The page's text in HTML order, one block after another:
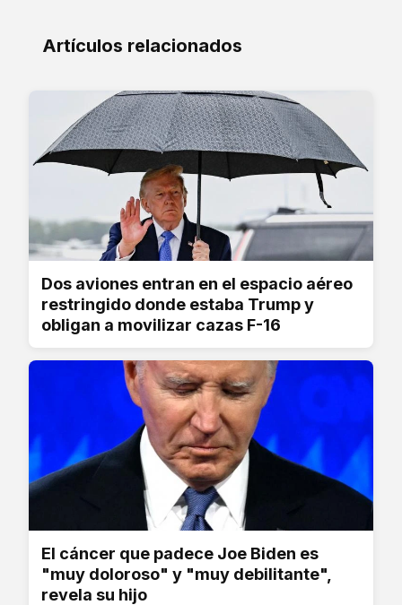
Artículos relacionados
Dos aviones entran en el espacio aéreo
restringido donde estaba Trump y
obligan a movilizar cazas F-16
El cáncer que padece Joe Biden es
"muy doloroso" y "muy debilitante",
revela su hijo